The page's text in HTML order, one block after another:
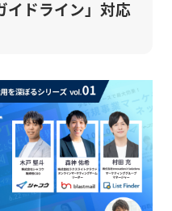
イドライン」対応